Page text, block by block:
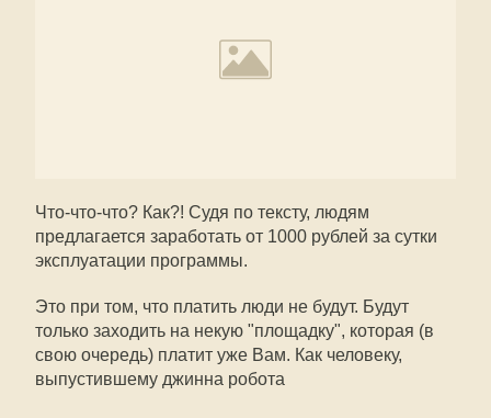
Что-что-что? Как?! Судя по тексту, людям
предлагается заработать от 1000 рублей за сутки
эксплуатации программы.
Это при том, что платить люди не будут. Будут
только заходить на некую "площадку", которая (в
свою очередь) платит уже Вам. Как человеку,
выпустившему джинна робота